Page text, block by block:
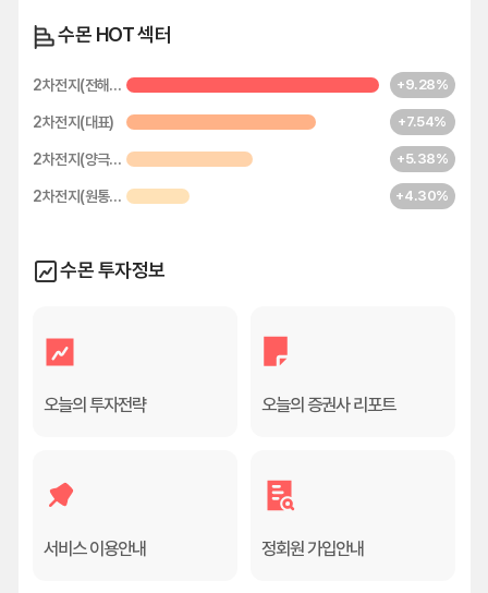
수몬 HOT 섹터
2차전지(전해질) +9.28%
2차전지(대표) +7.54%
2차전지(양극재) +5.38%
2차전지(원통형) +4.30%
수몬 투자정보
오늘의 투자전략 오늘의 증권사 리포트
서비스 이용안내 정회원 가입안내